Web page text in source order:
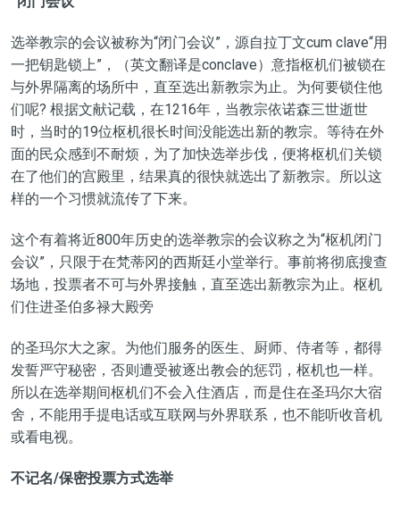
选举教宗的会议被称为“闭门会议”，源自拉丁文cum clave“用
一把钥匙锁上”，（英文翻译是conclave）意指枢机们被锁在
与外界隔离的场所中，直至选出新教宗为止。为何要锁住他
们呢? 根据文献记载，在1216年，当教宗依诺森三世逝世
时，当时的19位枢机很长时间没能选出新的教宗。等待在外
面的民众感到不耐烦，为了加快选举步伐，便将枢机们关锁
在了他们的宫殿里，结果真的很快就选出了新教宗。所以这
样的一个习惯就流传了下来。
这个有着将近800年历史的选举教宗的会议称之为“枢机闭门
会议”，只限于在梵蒂冈的西斯廷小堂举行。事前将彻底搜查
场地，投票者不可与外界接触，直至选出新教宗为止。枢机
们住进圣伯多禄大殿旁
的圣玛尔大之家。为他们服务的医生、厨师、侍者等，都得
发誓严守秘密，否则遭受被逐出教会的惩罚，枢机也一样。
所以在选举期间枢机们不会入住酒店，而是住在圣玛尔大宿
舍，不能用手提电话或互联网与外界联系，也不能听收音机
或看电视。
不记名/保密投票方式选举